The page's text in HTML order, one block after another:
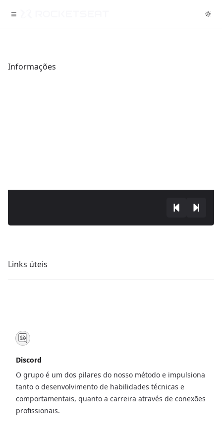
Informações
Links úteis
Discord
O grupo é um dos pilares do nosso método e impulsiona
tanto o desenvolvimento de habilidades técnicas e
comportamentais, quanto a carreira através de conexões
profissionais.